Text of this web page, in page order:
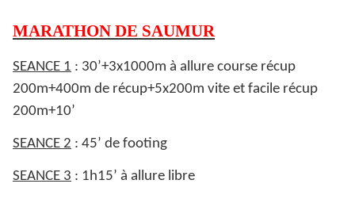
MARATHON DE SAUMUR
SEANCE 1 : 30’+3x1000m à allure course récup
200m+400m de récup+5x200m vite et facile récup
200m+10’
SEANCE 2 : 45’ de footing
SEANCE 3 : 1h15’ à allure libre